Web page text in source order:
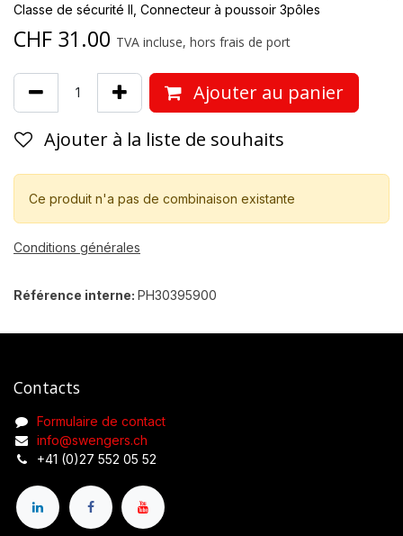
Classe de sécurité II, Connecteur à poussoir 3pôles
CHF 31.00 TVA incluse, hors frais de port
Ajouter au panier
Ajouter à la liste de souhaits
Ce produit n'a pas de combinaison existante
Conditions générales
Référence interne: PH30395900
Contacts
Formulaire de contact
info@swengers.ch
+41 (0)27 552 05 52